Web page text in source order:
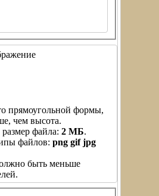
прямоугольной формы,
чем высота.
файла: 2 МБ.
файлов: png gif jpg
быть меньше